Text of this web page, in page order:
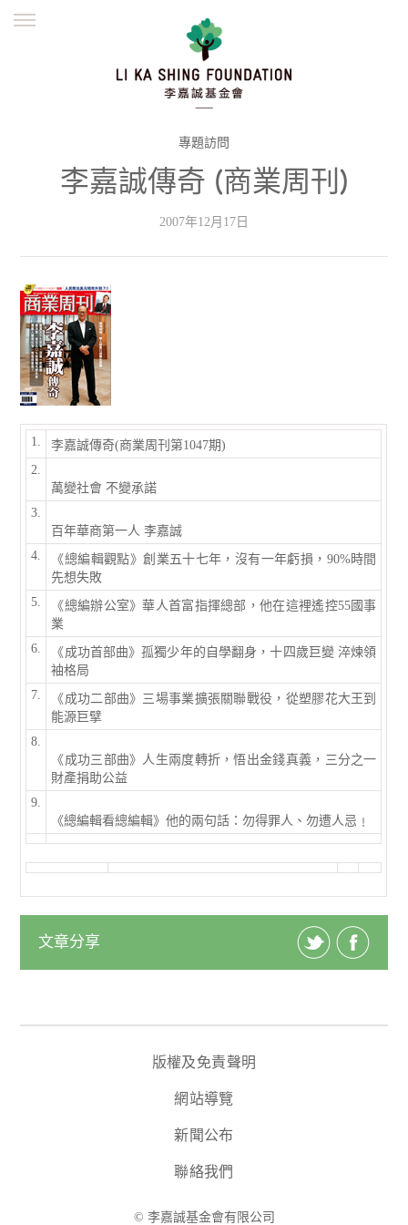
並肩同行
繁體
專題訪問
李嘉誠傳奇 (商業周刊)
2007年12月17日
1.
李嘉誠傳奇(商業周刊第1047期)
2.
萬變社會 不變承諾
3.
百年華商第一人 李嘉誠
4.
《總編輯觀點》創業五十七年，沒有一年虧損，90%時間
先想失敗
5.
《總編辦公室》華人首富指揮總部，他在這裡遙控55國事
業
6.
《成功首部曲》孤獨少年的自學翻身，十四歲巨變 淬煉領
袖格局
7.
《成功二部曲》三場事業擴張關聯戰役，從塑膠花大王到
能源巨擘
8.
《成功三部曲》人生兩度轉折，悟出金錢真義，三分之一
財產捐助公益
9.
《總編輯看總編輯》他的兩句話：勿得罪人、勿遭人忌﹗
文章分享
版權及免責聲明
網站導覽
新聞公布
聯絡我們
© 李嘉誠基金會有限公司